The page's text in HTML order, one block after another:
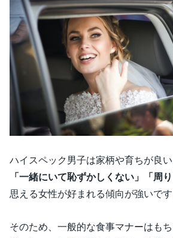
ハイスペック男子は家柄や育ちが良い
「一緒にいて恥ずかしくない」「周
思える女性が好まれる傾向が強いです
そのため、一般的な食事マナーはも